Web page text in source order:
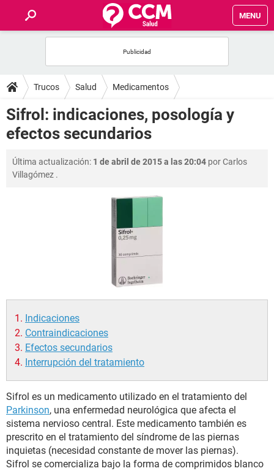
MENU
FOROS
SALUD
FAMILIA
NUTRICIÓN
Trucos Salud Medicamentos
Sifrol: indicaciones, posología y
efectos secundarios
Última actualización: 1 de abril de 2015 a las 20:04 porCarlos
Villagómez .
Indicaciones
Contraindicaciones
Efectos secundarios
Interrupción del tratamiento
Sifrol es un medicamento utilizado en el tratamiento del
Parkinson, una enfermedad neurológica que afecta el
sistema nervioso central. Este medicamento también es
prescrito en el tratamiento del síndrome de las piernas
inquietas (necesidad constante de mover las piernas).
Sifrol se comercializa bajo la forma de comprimidos blanco